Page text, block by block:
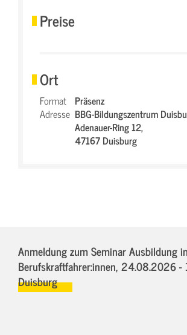
Preise
Ort
Format Präsenz
Adresse BBG-Bildungszentrum
Adenauer-Ring 12,
47167 Duisburg
Anmeldung zum Seminar Ausbildung
Berufskraftfahrer:innen, 24.08.2026 -
Duisburg